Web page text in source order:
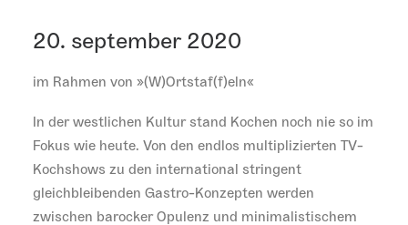
20. september 2020
im Rahmen von »(W)Ortstaf(f)eln«
In der westlichen Kultur stand Kochen noch nie so im
Fokus wie heute. Von den endlos multiplizierten TV-
Kochshows zu den international stringent
gleichbleibenden Gastro-Konzepten werden
zwischen barocker Opulenz und minimalistischem